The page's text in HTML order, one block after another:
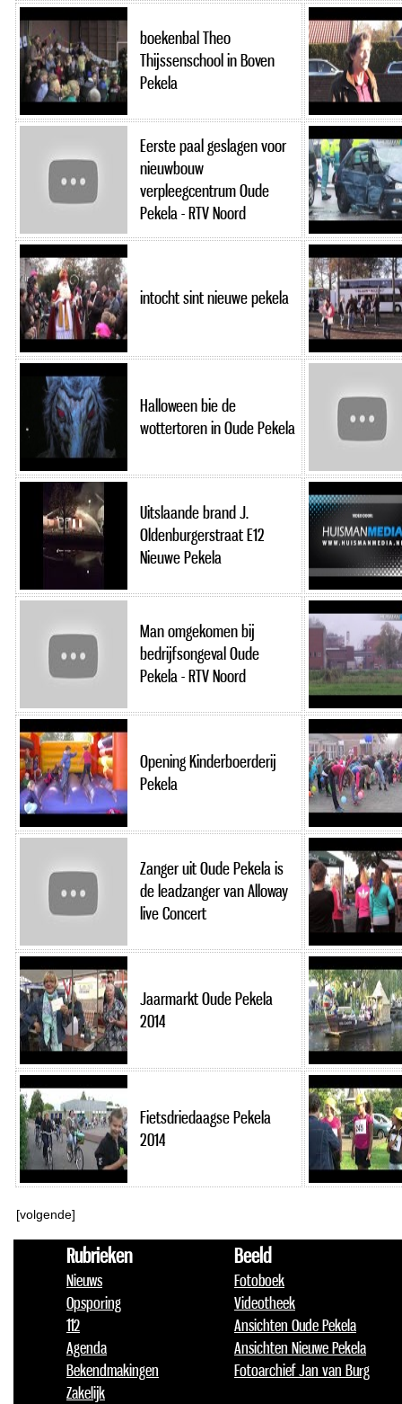
boekenbal Theo
Thijssenschool in Boven
Pekela
Eerste paal geslagen voor
nieuwbouw
verpleegcentrum Oude
Pekela - RTV Noord
intocht sint nieuwe pekela
Halloween bie de
wottertoren in Oude Pekela
Uitslaande brand J.
Oldenburgerstraat E12
Nieuwe Pekela
Man omgekomen bij
bedrijfsongeval Oude
Pekela - RTV Noord
Opening Kinderboerderij
Pekela
Zanger uit Oude Pekela is
de leadzanger van Alloway
live Concert
Jaarmarkt Oude Pekela
2014
Fietsdriedaagse Pekela
2014
[volgende]
Rubrieken
Nieuws
Opsporing
112
Agenda
Bekendmakingen
Zakelijk
Beeld
Fotoboek
Videotheek
Ansichten Oude Pekela
Ansichten Nieuwe Pekela
Fotoarchief Jan van Burg